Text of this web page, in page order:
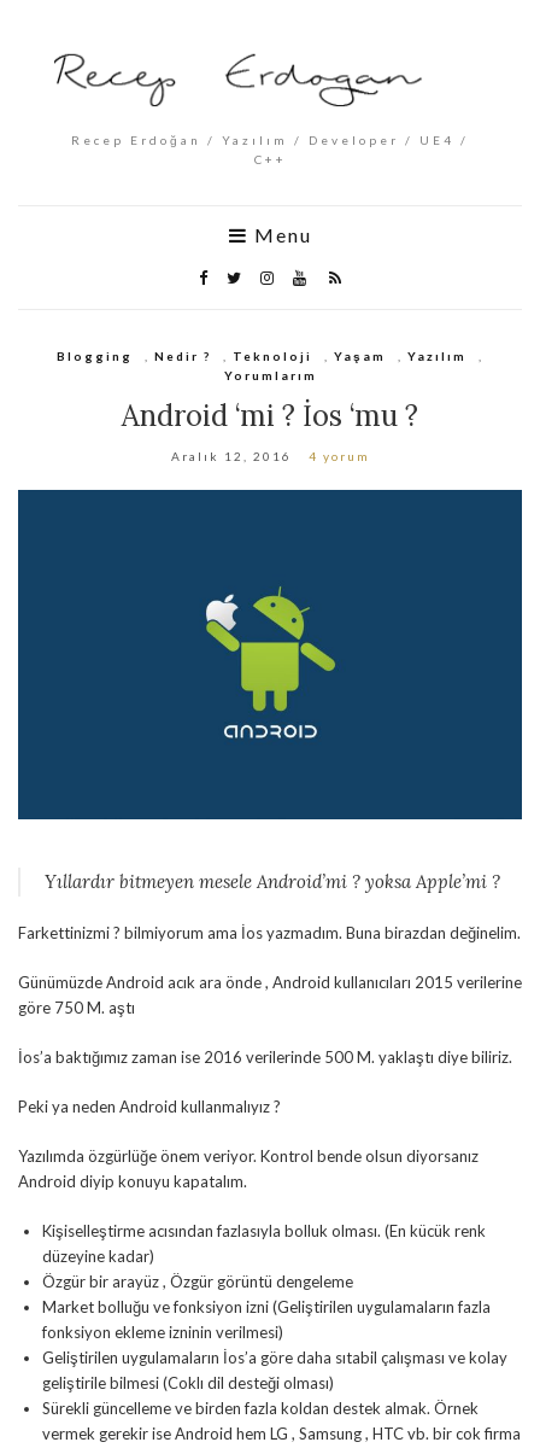
Recep Erdoğan / Yazılım / Developer / UE4 /
C++
Menu
Blogging Nedir ? Teknoloji Yaşam Yazılım
Yorumlarım
Android ‘mi ? İos ‘mu ?
Aralık 12, 2016 4 yorum
Yıllardır bitmeyen mesele Android’mi ? yoksa Apple’mi ?
Farkettinizmi ? bilmiyorum ama İos yazmadım. Buna birazdan değinelim.
Günümüzde Android acık ara önde , Android kullanıcıları 2015 verilerine
göre 750 M. aştı
İos’a baktığımız zaman ise 2016 verilerinde 500 M. yaklaştı diye biliriz.
Peki ya neden Android kullanmalıyız ?
Yazılımda özgürlüğe önem veriyor. Kontrol bende olsun diyorsanız
Android diyip konuyu kapatalım.
Kişiselleştirme acısından fazlasıyla bolluk olması. (En kücük renk
düzeyine kadar)
Özgür bir arayüz , Özgür görüntü dengeleme
Market bolluğu ve fonksiyon izni (Geliştirilen uygulamaların fazla
fonksiyon ekleme izninin verilmesi)
Geliştirilen uygulamaların İos’a göre daha sıtabil çalışması ve kolay
geliştirile bilmesi (Coklı dil desteği olması)
Sürekli güncelleme ve birden fazla koldan destek almak. Örnek
vermek gerekir ise Android hem LG , Samsung , HTC vb. bir cok firma